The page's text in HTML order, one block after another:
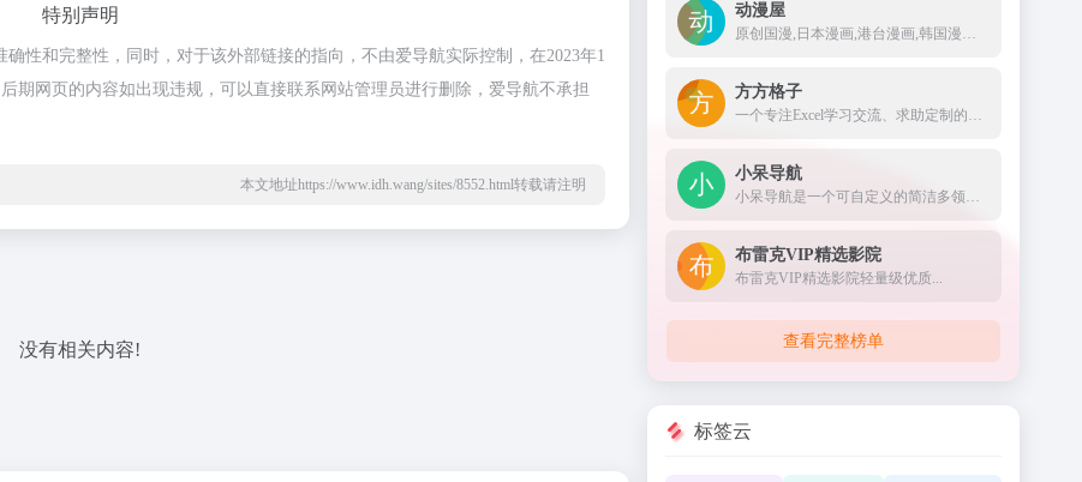
特别声明
性和完整性，同时，对于该外部链接的指向，不由爱导航实际控制，在2023年1
期网页的内容如出现违规，可以直接联系网站管理员进行删除，爱导航不承担
本文地址https://www.idh.wang/sites/8552.html转载请注明
没有相关内容!
动漫屋
原创国漫,日本漫画,港台漫画,韩国漫画,欧美漫画,好漫画,为看漫画的人而生。热门漫画：火影忍者、海贼王1008、死神、一拳超人185、古惑仔88、山海逆战673等
方方格子
一个专注Excel学习交流、求助定制的网站
小呆导航
小呆导航是一个可自定义的简洁多领域网址导航，收录了前端开发、设计师、影视后期、日常办公等领域优质网站，为广大用户提供高效率的上网导航服务。
布雷克VIP精选影院
布雷克VIP精选影院轻量级优质...
查看完整榜单
标签云